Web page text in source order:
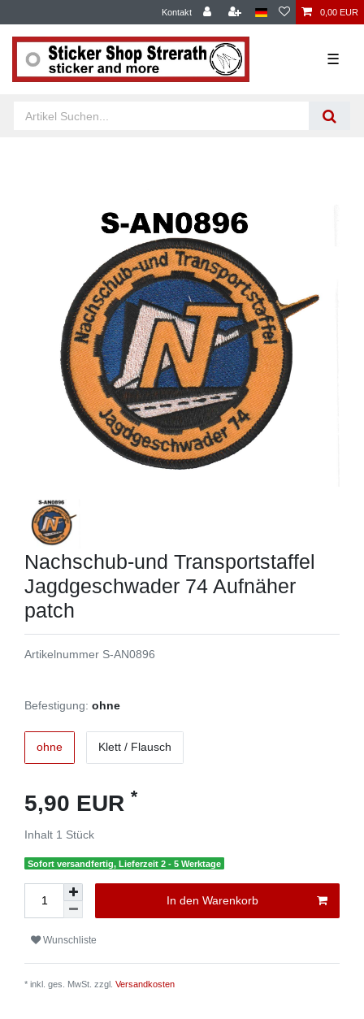
Kontakt 0,00 EUR
☰
Nachschub-und Transportstaffel
Jagdgeschwader 74 Aufnäher
patch
Artikelnummer S-AN0896
Befestigung: ohne
ohne Klett / Flausch
5,90 EUR *
Inhalt 1 Stück
Sofort versandfertig, Lieferzeit 2 - 5 Werktage
In den Warenkorb
Wunschliste
* inkl. ges. MwSt. zzgl. Versandkosten